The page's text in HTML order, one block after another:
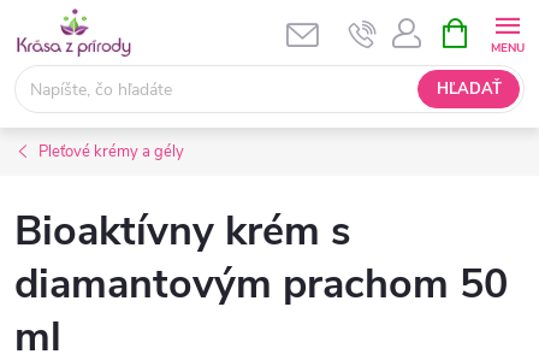
obsah
HĽADAŤ
KOŠÍK
Pleťové krémy a gély
Bioaktívny krém s
diamantovým prachom 50
ml